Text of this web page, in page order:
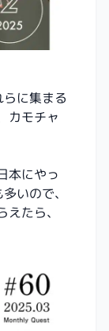
に集まる
カモチャ
本にやっ
いので、
たら、